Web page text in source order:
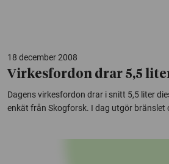
18 december 2008
Virkesfordon drar 5,5
Dagens virkesfordon drar i snitt 5,5 liter
enkät från Skogforsk. I dag utgör bränslet